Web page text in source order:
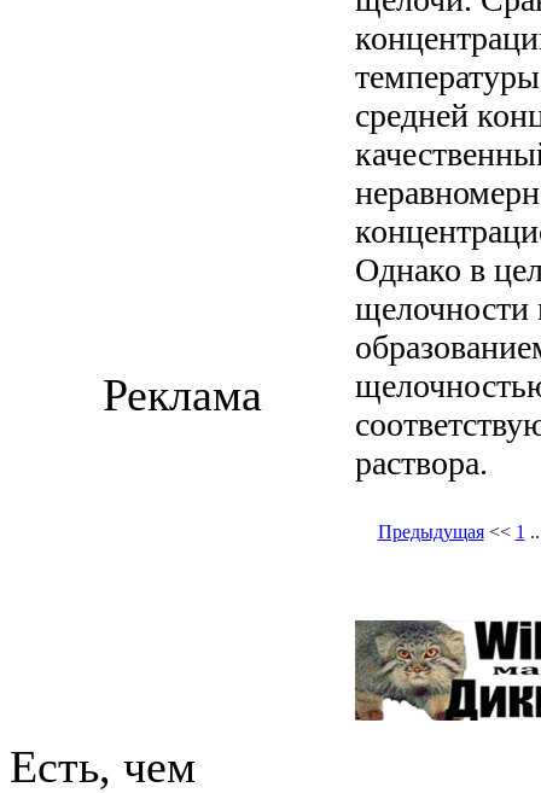
средней
Однако в
щелочности
раствора.
Предыдущая<< 1
Реклама
Есть, чем